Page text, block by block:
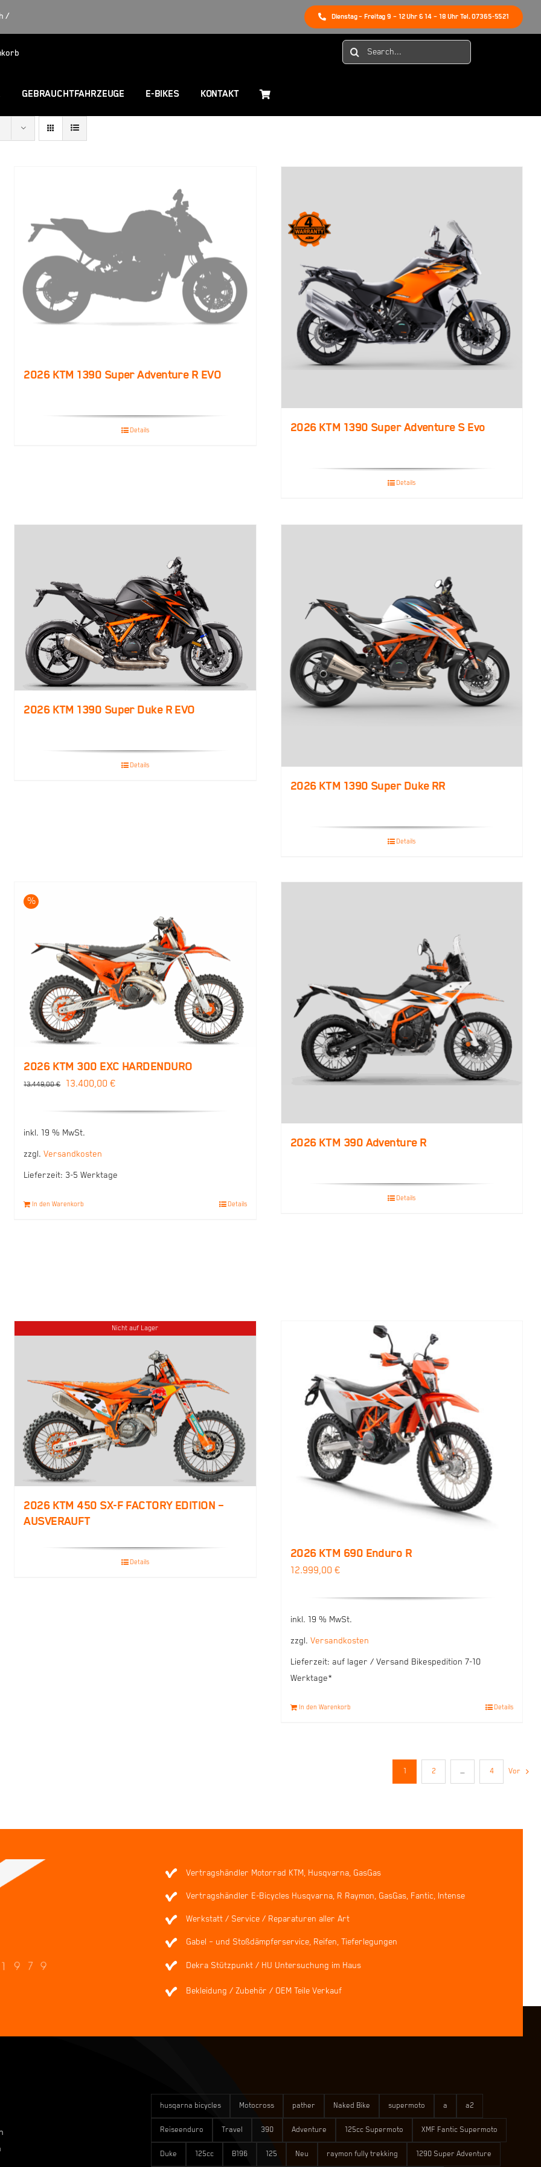
/ Dienstag – Freitag 9 – 12 Uhr & 14 – 18 Uhr Tel. 07365-5521
Suche
nach:
GEBRAUCHTFAHRZEUGE E-BIKES KONTAKT
2026 KTM 1390 Super Adventure R EVO
Details 2026 KTM 1390 Super Adventure S Evo
Details
2026 KTM 1390 Super Duke R EVO
Details
2026 KTM 1390 Super Duke RR
Details
%
2026 KTM 300 EXC HARDENDURO
13.449,00€
Ursprünglicher
13.449,00 €
13.400,00€
inkl. 19 % MwSt.
zzgl.Versandkosten
Lieferzeit: 3-5 Werktage
In den Warenkorb Details
2026 KTM 390 Adventure R
Details
Nicht auf Lager
2026 KTM 450 SX-F FACTORY EDITION –
AUSVERAUFT
Details
2026 KTM 690 Enduro R
12.999,00 €
inkl. 19 % MwSt.
zzgl. Versandkosten
Lieferzeit: auf lager / Versand Bikespedition 7-10
Werktage*
In den Warenkorb Details
1 2 … 4 Vor
Vertragshändler Motorrad KTM, Husqvarna, GasGas
Vertragshändler E-Bicycles Husqvarna, R Raymon, GasGas, Fantic, Intense
Werkstatt / Service / Reparaturen aller Art
Gabel – und Stoßdämpferservice, Reifen, Tieferlegungen
Dekra Stützpunkt / HU Untersuchung im Haus
Bekleidung / Zubehör / OEM Teile Verkauf
husqarna bicycles Motocross pather Naked Bike supermoto a a2
Reiseenduro Travel 390 Adventure 125cc Supermoto XMF Fantic Supermoto
Duke 125cc B196 125 Neu raymon fully trekking 1290 Super Adventure